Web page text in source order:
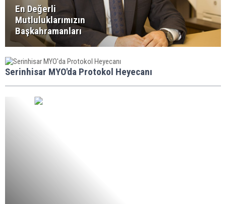
En Değerli
Mutluluklarımızın
Başkahramanları
Serinhisar MYO'da Protokol Heyecanı